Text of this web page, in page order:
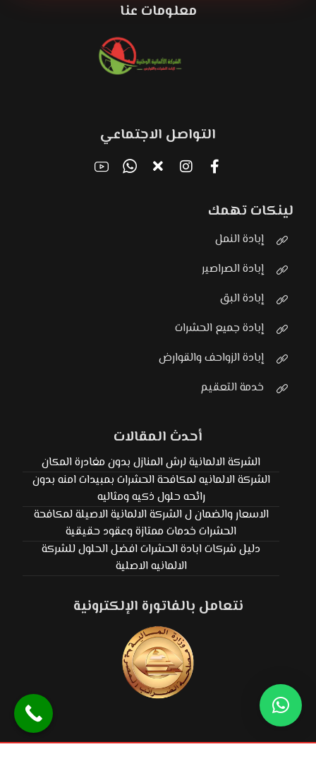
معلومات عنا
التواصل الاجتماعي
لينكات تهمك
إبادة النمل
إبادة الصراصير
إبادة البق
إبادة جميع الحشرات
إبادة الزواحف والقوارض
خدمة التعقيم
أحدث المقالات
الشركة الالمانية لرش المنازل بدون مغادرة المكان
الشركة الالمانيه لمكافحة الحشرات بمبيدات امنه بدون
رائحه حلول ذكيه ومثاليه
الاسعار والضمان ل الشركة الالمانية الاصيلة لمكافحة
الحشرات خدمات ممتازة وعقود حقيقية
دليل شركات ابادة الحشرات افضل الحلول للشركة
الالمانيه الاصلية
نتعامل بالفاتورة الإلكترونية